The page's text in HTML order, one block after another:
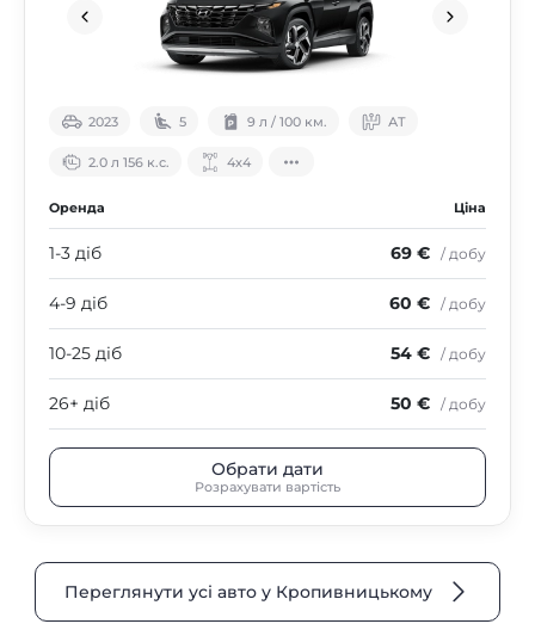
2023 5 9 л / 100 км. АТ
2.0 л 156 к.с. 4х4
Оренда Ціна
1-3 діб 69 € / добу
4-9 діб 60 € / добу
10-25 діб 54 € / добу
26+ діб 50 € / добу
Обрати дати
Розрахувати вартість
Переглянути усі авто у Кропивницькому